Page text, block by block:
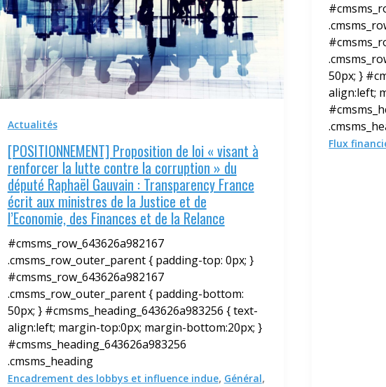
Actualités
[POSITIONNEMENT] Proposition de loi « visant à
renforcer la lutte contre la corruption » du
député Raphaël Gauvain : Transparency France
écrit aux ministres de la Justice et de
l’Economie, des Finances et de la Relance
#cmsms_row_643626a982167
.cmsms_row_outer_parent { padding-top: 0px; }
#cmsms_row_643626a982167
.cmsms_row_outer_parent { padding-bottom:
50px; } #cmsms_heading_643626a983256 { text-
align:left; margin-top:0px; margin-bottom:20px; }
#cmsms_heading_643626a983256
.cmsms_heading
Encadrement des lobbys et influence indue, Général,
50px; }
align:left;
Flux